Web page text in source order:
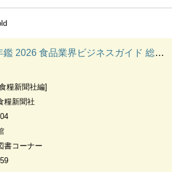
2026 食品業界ビジネスガイド 総合名簿・資料統計
糧新聞社編]
糧新聞社
書コーナー